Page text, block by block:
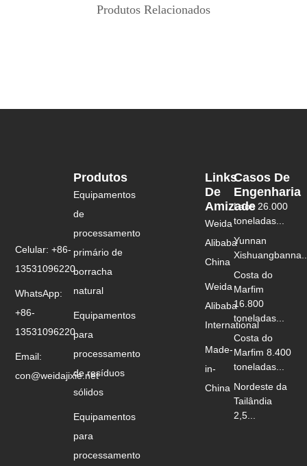
Produtos Relacionados
Links
De
Amizade
Weida
Alibaba
China
Weida
Alibaba
International
Made-
in-
China
Produtos
Equipamentos
de
processamento
primário de
borracha
natural
Equipamentos
para
processamento
de resíduos
sólidos
Equipamentos
para
processamento
Casos De
Engenharia
Laos 26.000
toneladas...
Yunnan
Costa do
Marfim
16.800
toneladas...
Costa do
Marfim 8.400
toneladas...
Nordeste da
Tailândia
2,5...
Celular: +86-
13531096220
WhatsApp:
+86-
13531096220
Email:
con@weidajixie.net